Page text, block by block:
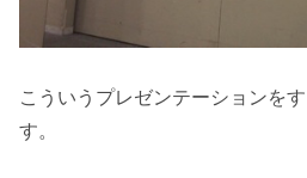
こういうプレゼンテーションを
す。